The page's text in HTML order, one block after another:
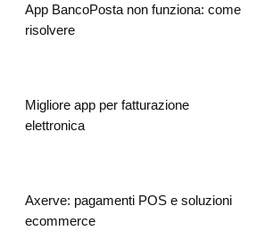
App BancoPosta non funziona: come
risolvere
Migliore app per fatturazione
elettronica
Axerve: pagamenti POS e soluzioni
ecommerce